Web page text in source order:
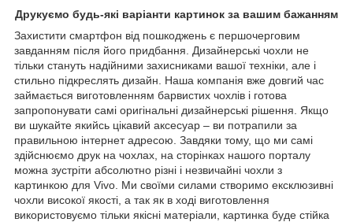
Друкуємо будь-які варіанти картинок за вашим бажанням
Захистити смартфон від пошкоджень є першочерговим
завданням після його придбання. Дизайнерські чохли не
тільки стануть надійними захисниками вашої техніки, але і
стильно підкреслять дизайн. Наша компанія вже довгий час
займається виготовленням барвистих чохлів і готова
запропонувати самі оригінальні дизайнерські рішення. Якщо
ви шукайте якийсь цікавий аксесуар – ви потрапили за
правильною інтернет адресою. Завдяки тому, що ми самі
здійснюємо друк на чохлах, на сторінках нашого порталу
можна зустріти абсолютно різні і незвичайні чохли з
картинкою для Vivo. Ми своїми силами створимо ексклюзивні
чохли високої якості, а так як в ході виготовлення
використовуємо тільки якісні матеріали, картинка буде стійка